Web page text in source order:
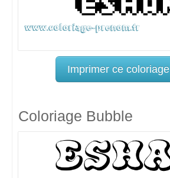
Imprimer ce coloriage
Coloriage Bubble